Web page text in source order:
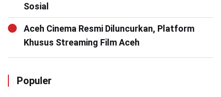
Sosial
Aceh Cinema Resmi Diluncurkan, Platform
Khusus Streaming Film Aceh
Populer